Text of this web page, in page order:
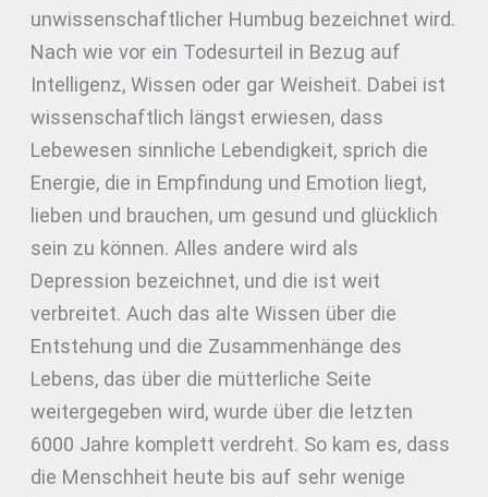
unwissenschaftlicher Humbug bezeichnet wird.
Nach wie vor ein Todesurteil in Bezug auf
Intelligenz, Wissen oder gar Weisheit. Dabei ist
wissenschaftlich längst erwiesen, dass
Lebewesen sinnliche Lebendigkeit, sprich die
Energie, die in Empfindung und Emotion liegt,
lieben und brauchen, um gesund und glücklich
sein zu können. Alles andere wird als
Depression bezeichnet, und die ist weit
verbreitet. Auch das alte Wissen über die
Entstehung und die Zusammenhänge des
Lebens, das über die mütterliche Seite
weitergegeben wird, wurde über die letzten
6000 Jahre komplett verdreht. So kam es, dass
die Menschheit heute bis auf sehr wenige